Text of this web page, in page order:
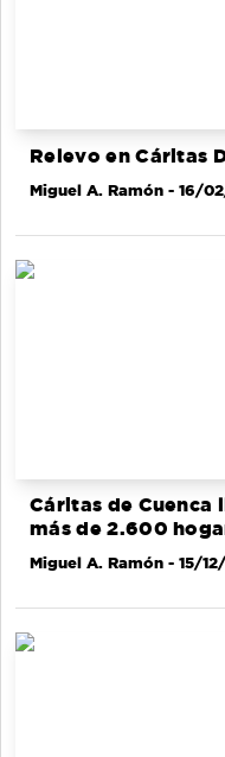
Relevo en Cáritas
Miguel A. Ramón - 16/
Cáritas de Cuenca
más de 2.600
Miguel A. Ramón - 15/